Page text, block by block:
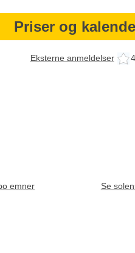
Priser og
Eksterne anmeldelser
emner Se